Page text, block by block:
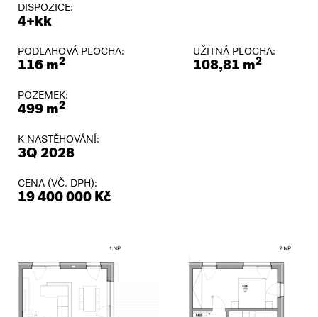
DISPOZICE:
4+kk
PODLAHOVÁ PLOCHA:
116 m2
UŽITNÁ PLOCHA:
108,81 m2
POZEMEK:
499 m2
K NASTĚHOVÁNÍ:
3Q 2028
CENA (VČ. DPH):
19 400 000 Kč